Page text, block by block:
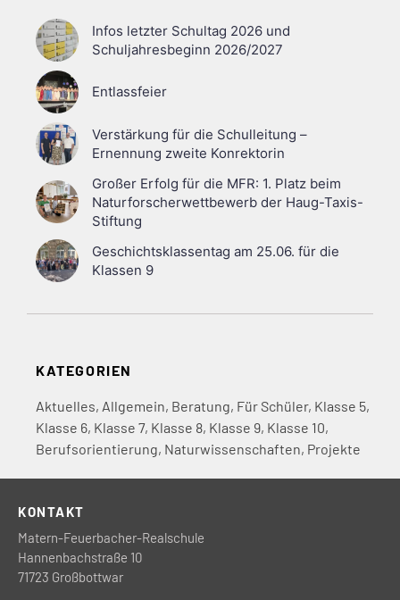
Infos letzter Schultag 2026 und
Schuljahresbeginn 2026/2027
Entlassfeier
Verstärkung für die Schulleitung –
Ernennung zweite Konrektorin
Großer Erfolg für die MFR: 1. Platz beim
Naturforscherwettbewerb der Haug-Taxis-
Stiftung
Geschichtsklassentag am 25.06. für die
Klassen 9
KATEGORIEN
Aktuelles, Allgemein, Beratung, Für Schüler, Klasse 5,
Klasse 6, Klasse 7, Klasse 8, Klasse 9, Klasse 10,
Berufsorientierung, Naturwissenschaften, Projekte
KONTAKT
Matern-Feuerbacher-Realschule
Hannenbachstraße 10
71723 Großbottwar